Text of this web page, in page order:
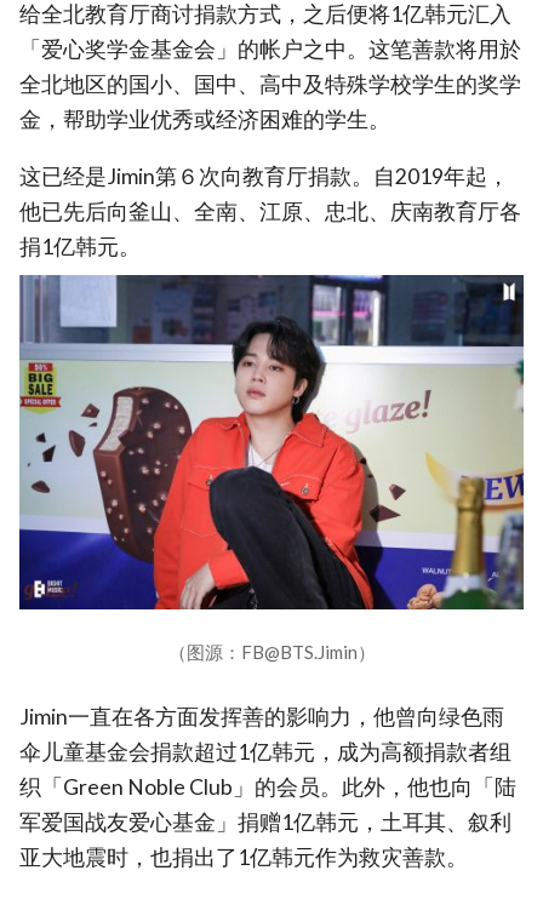
给全北教育厅商讨捐款方式，之后便将1亿韩元汇入
「爱心奖学金基金会」的帐户之中。这笔善款将用於
全北地区的国小、国中、高中及特殊学校学生的奖学
金，帮助学业优秀或经济困难的学生。
这已经是Jimin第６次向教育厅捐款。自2019年起，
他已先后向釜山、全南、江原、忠北、庆南教育厅各
捐1亿韩元。
（图源：FB@BTS.Jimin）
Jimin一直在各方面发挥善的影响力，他曾向绿色雨
伞儿童基金会捐款超过1亿韩元，成为高额捐款者组
织「Green Noble Club」的会员。此外，他也向「陆
军爱国战友爱心基金」捐赠1亿韩元，土耳其、叙利
亚大地震时，也捐出了1亿韩元作为救灾善款。